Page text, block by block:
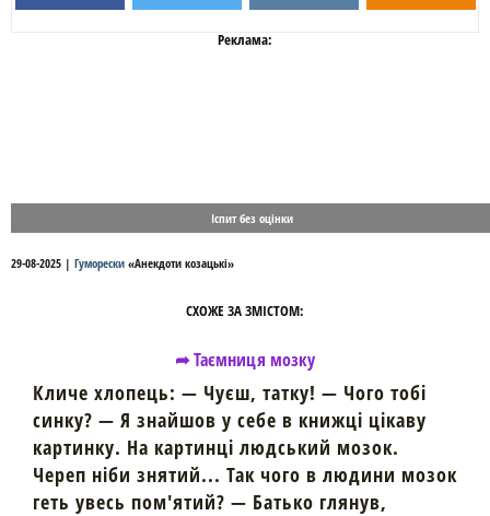
Реклама:
Іспит без оцінки
29-08-2025 | Гуморески «Анекдоти козацькі»
СХОЖЕ ЗА ЗМІСТОМ:
➦ Таємниця мозку
Кличе хлопець: — Чуєш, татку! — Чого тобі
синку? — Я знайшов у себе в книжці цікаву
картинку. На картинці людський мозок.
Череп ніби знятий... Так чого в людини мозок
геть увесь пом'ятий? — Батько глянув,